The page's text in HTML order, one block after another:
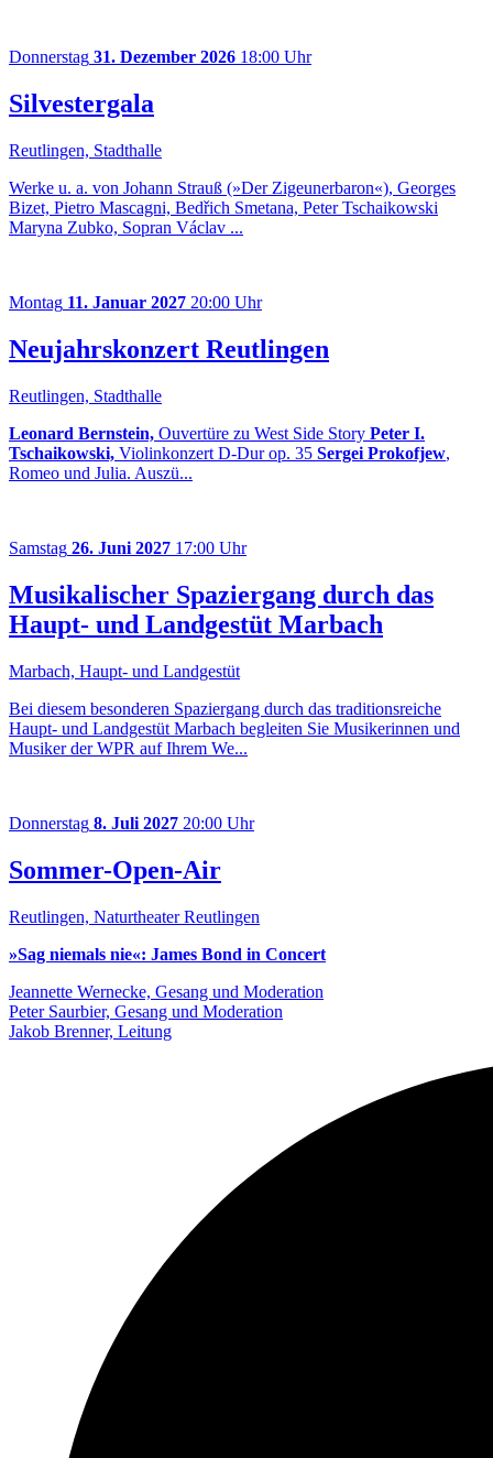
Donnerstag 31. Dezember 2026 18:00 Uhr
Silvestergala
Reutlingen, Stadthalle
Werke u. a. von Johann Strauß (»Der Zigeunerbaron«), Georges
Bizet, Pietro Mascagni, Bedřich Smetana, Peter Tschaikowski
Maryna Zubko, Sopran Václav ...
Montag 11. Januar 2027 20:00 Uhr
Neujahrskonzert Reutlingen
Reutlingen, Stadthalle
Leonard Bernstein, Ouvertüre zu West Side Story Peter I.
Tschaikowski, Violinkonzert D-Dur op. 35 Sergei Prokofjew,
Romeo und Julia. Auszü...
Samstag 26. Juni 2027 17:00 Uhr
Musikalischer Spaziergang durch das
Haupt- und Landgestüt Marbach
Marbach, Haupt- und Landgestüt
Bei diesem besonderen Spaziergang durch das traditionsreiche
Haupt- und Landgestüt Marbach begleiten Sie Musikerinnen und
Musiker der WPR auf Ihrem We...
Donnerstag 8. Juli 2027 20:00 Uhr
Sommer-Open-Air
Reutlingen, Naturtheater Reutlingen
»Sag niemals nie«: James Bond in Concert
Jeannette Wernecke, Gesang und Moderation
Peter Saurbier, Gesang und Moderation
Jakob Brenner, Leitung